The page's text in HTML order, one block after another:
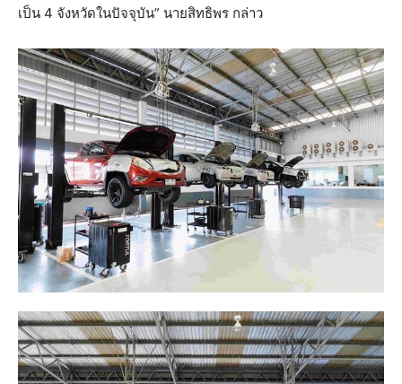
เป็น 4 จังหวัดในปัจจุบัน” นายสิทธิพร กล่าว